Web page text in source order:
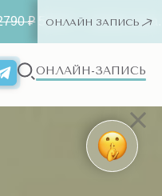
ОНЛАЙН-ЗАПИСЬ
для новых клиентов
ОНЛАЙН ЗАПИСЬ